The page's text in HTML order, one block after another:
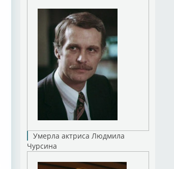
Умерла актриса Людмила
Чурсина